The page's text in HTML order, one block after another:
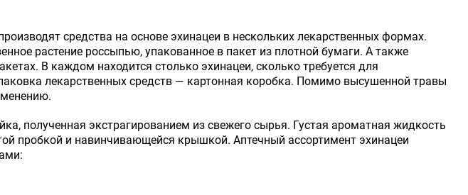
средства на основе эхинацеи в нескольких лекарственных формах.
растение россыпью, упакованное в пакет из плотной бумаги. А также
В каждом находится столько эхинацеи, сколько требуется для
лекарственных средств — картонная коробка. Помимо высушенной травы
полученная экстрагированием из свежего сырья. Густая ароматная жидкость
пробкой и навинчивающейся крышкой. Аптечный ассортимент эхинацеи